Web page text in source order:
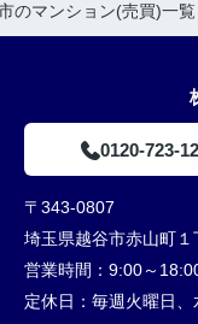
のマンション(売買)一覧
0120-723-
〒343-0807
埼玉県越谷市赤山町１
営業時間： 9:00～
定休日： 毎週火曜日、